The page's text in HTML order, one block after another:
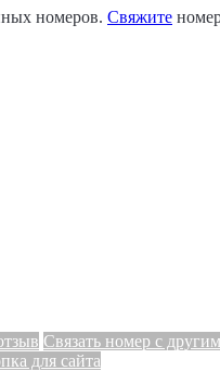
номеров. Свяжите
Связать номер с другим
для сайта